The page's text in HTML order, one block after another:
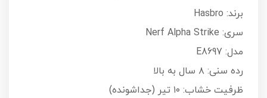
برند: Hasbro
سری: Nerf Alpha Strike
مدل: E8697
رده سنی: ۸ سال به بالا
ظرفیت خشاب: ۱۰ تیر (جداشونده)